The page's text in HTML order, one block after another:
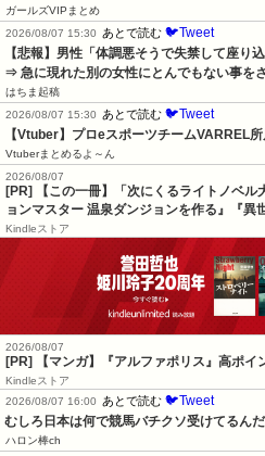
ガールズVIPまとめ
2026/08/07 15:30
あとで読む 🐦Tweet
【悲報】男性「体調悪そうで失禁して座り
⇒ 急に現れた別の女性にとんでもない事を
はちま起稿
2026/08/07 15:30
あとで読む 🐦Tweet
【Vtuber】プロeスポーツチームVARREL
Vtuberまとめるよ～ん
2026/08/07
[PR] 【この一冊】「次にくるライトノベル
ョンマスター 温泉ダンジョンを作る』『異
Kindleストア
2026/08/07
[PR] 【マンガ】『アルファポリス』高ポイ
Kindleストア
2026/08/07 16:00
あとで読む 🐦Tweet
むしろ日本は何で競馬バチクソ受けてるん
ハロン棒ch